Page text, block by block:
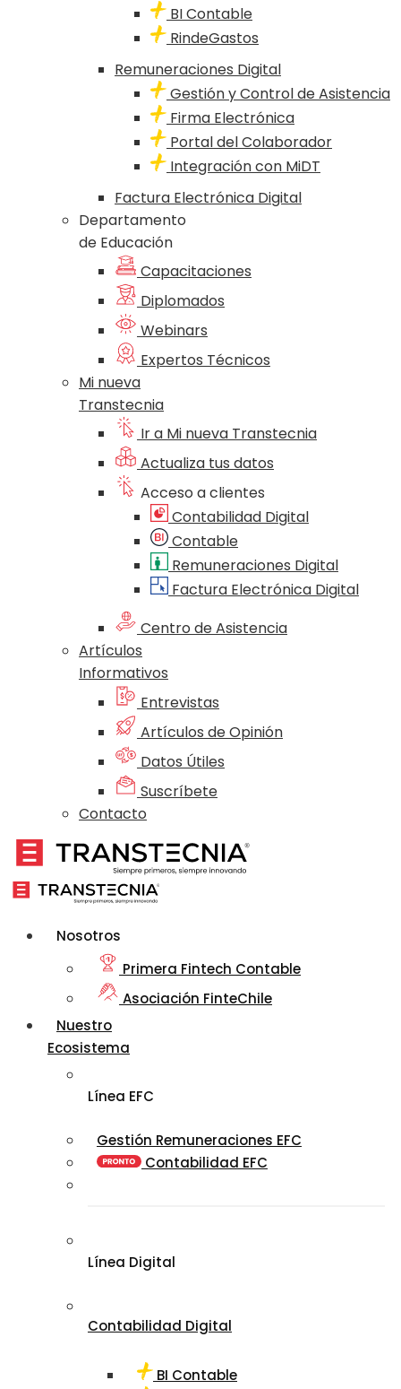
BI Contable
RindeGastos
Remuneraciones Digital
Gestión y Control de Asistencia
Firma Electrónica
Portal del Colaborador
Integración con MiDT
Factura Electrónica Digital
Departamento
de Educación
Capacitaciones
Diplomados
Webinars
Expertos Técnicos
Mi nueva
Transtecnia
Ir a Mi nueva Transtecnia
Actualiza tus datos
Acceso a clientes
Contabilidad Digital
Contable
Remuneraciones Digital
Factura Electrónica Digital
Centro de Asistencia
Artículos
Informativos
Entrevistas
Artículos de Opinión
Datos Útiles
Suscríbete
Contacto
Nosotros
Primera Fintech Contable
Asociación FinteChile
Nuestro
Ecosistema
Línea EFC
Gestión Remuneraciones EFC
Contabilidad EFC
Línea Digital
Contabilidad Digital
BI Contable